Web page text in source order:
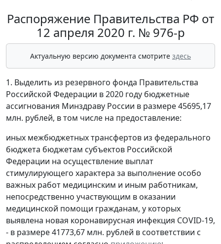
Распоряжение Правительства РФ от
12 апреля 2020 г. № 976-р
Актуальную версию документа смотрите здесь
1. Выделить из резервного фонда Правительства
Российской Федерации в 2020 году бюджетные
ассигнования Минздраву России в размере 45695,17
млн. рублей, в том числе на предоставление:
иных межбюджетных трансфертов из федерального
бюджета бюджетам субъектов Российской
Федерации на осуществление выплат
стимулирующего характера за выполнение особо
важных работ медицинским и иным работникам,
непосредственно участвующим в оказании
медицинской помощи гражданам, у которых
выявлена новая коронавирусная инфекция COVID-19,
- в размере 41773,67 млн. рублей в соответствии с